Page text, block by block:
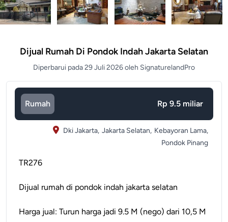
Dijual Rumah Di Pondok Indah Jakarta Selatan
Diperbarui pada 29 Juli 2026 oleh SignaturelandPro
Rumah Rp 9.5 miliar
Dki Jakarta, Jakarta Selatan, Kebayoran Lama,
Pondok Pinang
TR276
Dijual rumah di pondok indah jakarta selatan
Harga jual: Turun harga jadi 9.5 M (nego) dari 10,5 M